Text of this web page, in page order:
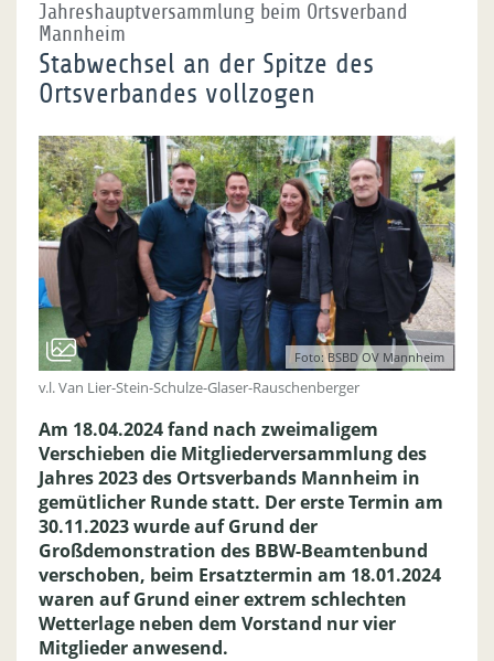
Jahreshauptversammlung beim Ortsverband
Mannheim
Stabwechsel an der Spitze des
Ortsverbandes vollzogen
Foto: BSBD OV Mannheim
v.l. Van Lier-Stein-Schulze-Glaser-Rauschenberger
Am 18.04.2024 fand nach zweimaligem
Verschieben die Mitgliederversammlung des
Jahres 2023 des Ortsverbands Mannheim in
gemütlicher Runde statt. Der erste Termin am
30.11.2023 wurde auf Grund der
Großdemonstration des BBW-Beamtenbund
verschoben, beim Ersatztermin am 18.01.2024
waren auf Grund einer extrem schlechten
Wetterlage neben dem Vorstand nur vier
Mitglieder anwesend.